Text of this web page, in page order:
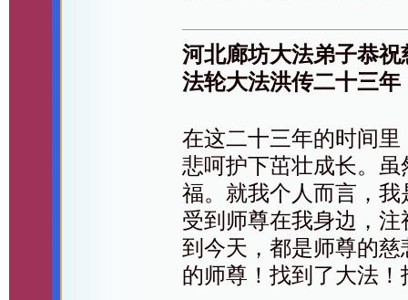
河北廊坊大法弟子恭
法轮大法洪传二十三
在这二十三年的时间
悲呵护下茁壮成长。
福。就我个人而言，
受到师尊在我身边，
到今天，都是师尊的
的师尊！找到了大法